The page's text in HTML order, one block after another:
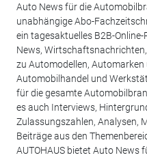
Auto News für die
unabhängige Abo-
ein tagesaktuelles B2B-
News,
zu Automodellen,
Automobilhandel und
für die gesamte
es auch Interviews,
Zulassungszahlen, Analysen,
Beiträge aus den
AUTOHAUS bietet Auto News